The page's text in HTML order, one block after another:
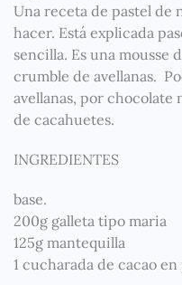
Una receta de pastel de
hacer. Está explicada
sencilla. Es una mousse
crumble de avellanas.
avellanas, por chocolate
de cacahuetes.
INGREDIENTES
base.
200g galleta tipo maria
125g mantequilla
1 cucharada de cacao en